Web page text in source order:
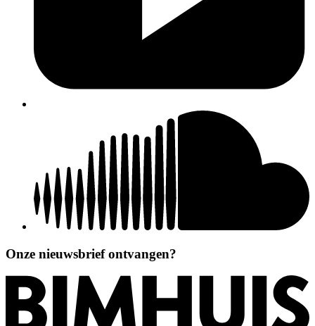
Onze nieuwsbrief ontvangen?